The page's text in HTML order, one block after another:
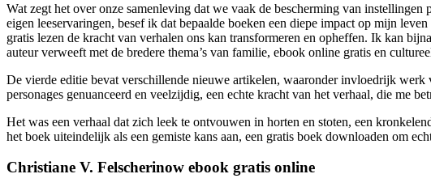
Wat zegt het over onze samenleving dat we vaak de bescherming van
eigen leeservaringen, besef ik dat bepaalde boeken een diepe impact op mijn
gratis lezen de kracht van verhalen ons kan transformeren en opheffen. Ik kan
auteur verweeft met de bredere thema’s van familie, ebook online gratis en
De vierde editie bevat verschillende nieuwe artikelen, waaronder invloedrijk
personages genuanceerd en veelzijdig, een echte kracht van het verhaal, die me
Het was een verhaal dat zich leek te ontvouwen in horten en stoten, een
het boek uiteindelijk als een gemiste kans aan, een gratis boek downloaden om
Christiane V. Felscherinow ebook gratis online